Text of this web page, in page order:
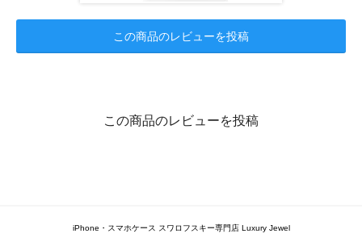
この商品のレビューを投稿
この商品のレビューを投稿
iPhone・スマホケース スワロフスキー専門店 Luxury Jewel